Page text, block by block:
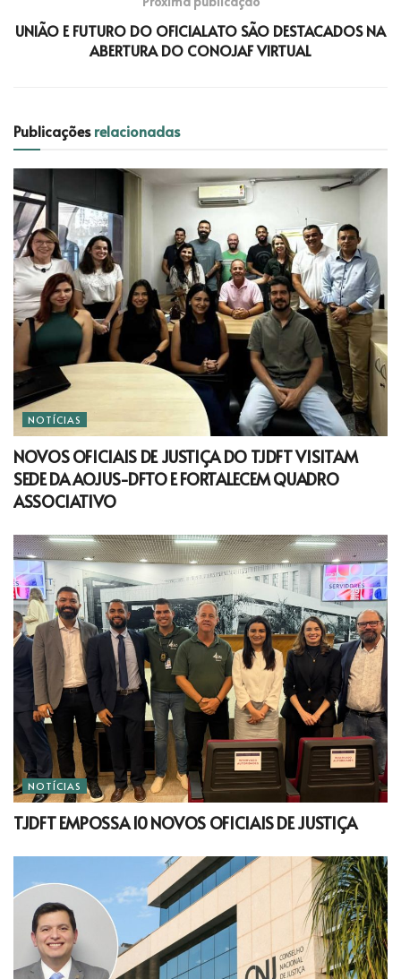
UNIÃO E FUTURO DO OFICIALATO SÃO DESTACADOS NA
ABERTURA DO CONOJAF VIRTUAL
Publicaçõesrelacionadas
NOTÍCIAS
NOVOS OFICIAIS DE JUSTIÇA DO TJDFT VISITAM
SEDE DA AOJUS-DFTO E FORTALECEM QUADRO
ASSOCIATIVO
NOTÍCIAS
TJDFT EMPOSSA 10 NOVOS OFICIAIS DE JUSTIÇA